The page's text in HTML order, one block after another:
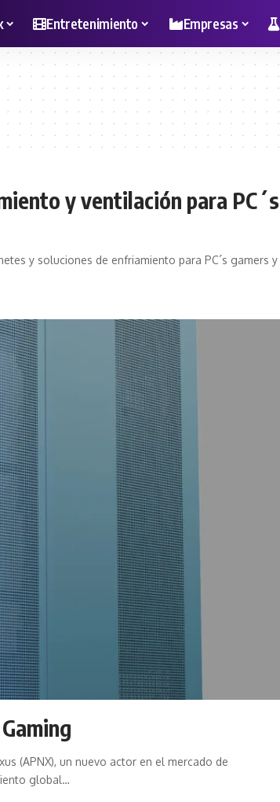
Entretenimiento Empresas
y ventilación para PC´s
y soluciones de enfriamiento para PC´s gamers y
(APNX), un nuevo actor en el mercado de
global…